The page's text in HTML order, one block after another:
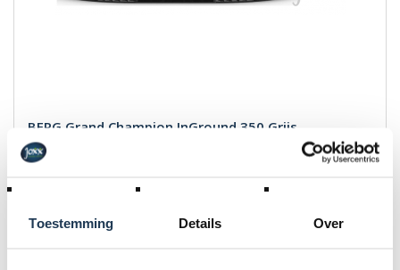
Toestemming Details Over
BERG Grand Champion InGround 350 Grijs
Merk: BERG